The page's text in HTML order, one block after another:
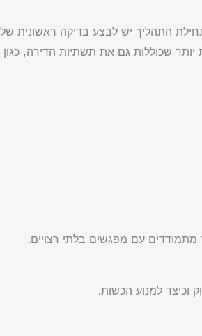
התהליך יש לבצע בדיקה ראשונית של
שכוללות גם את תשתיות הדירה,
עם מפגשים בלתי רצויים.
וכיצד למנוע הכשות.